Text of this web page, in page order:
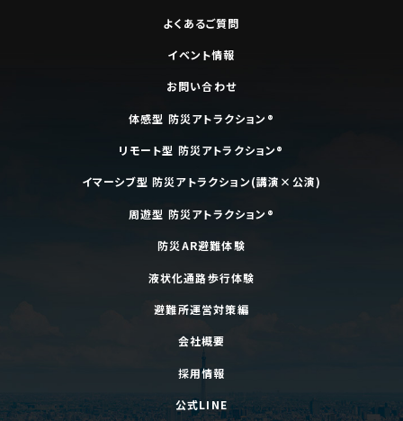
よくあるご質問
イベント情報
お問い合わせ
体感型 防災アトラクション®
リモート型 防災アトラクション®
イマーシブ型 防災アトラクション(講演×公演)
周遊型 防災アトラクション®
防災AR避難体験
液状化通路歩行体験
避難所運営対策編
会社概要
採用情報
公式LINE